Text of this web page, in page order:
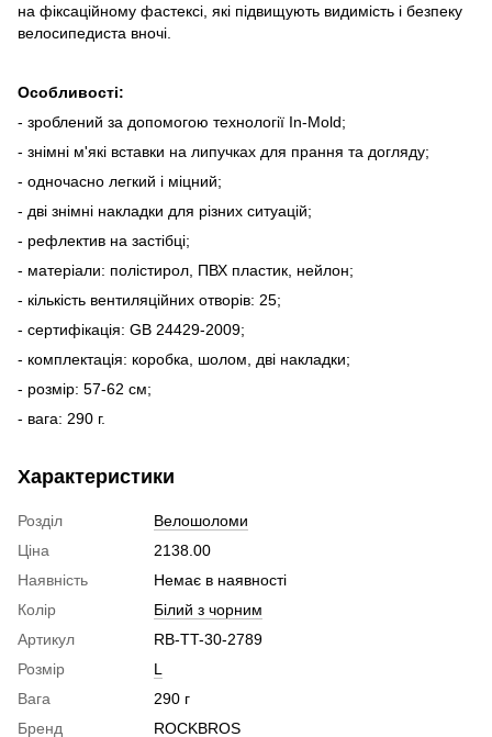
на фіксаційному фастексі, які підвищують видимість і безпеку
велосипедиста вночі.
Особливості:
- зроблений за допомогою технології In-Mold;
- знімні м'які вставки на липучках для прання та догляду;
- одночасно легкий і міцний;
- дві знімні накладки для різних ситуацій;
- рефлектив на застібці;
- матеріали: полістирол, ПВХ пластик, нейлон;
- кількість вентиляційних отворів: 25;
- сертифікація: GB 24429-2009;
- комплектація: коробка, шолом, дві накладки;
- розмір: 57-62 см;
- вага: 290 г.
Характеристики
Розділ
Велошоломи
Ціна
2138.00
Наявність
Немає в наявності
Колір
Білий з чорним
Артикул
RB-TT-30-2789
Розмір
L
Вага
290 г
Бренд
ROCKBROS